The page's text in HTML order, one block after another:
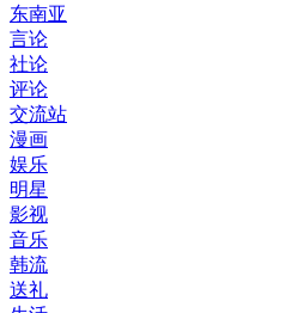
东南亚
言论
社论
评论
交流站
漫画
娱乐
明星
影视
音乐
韩流
送礼